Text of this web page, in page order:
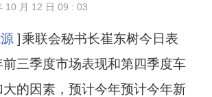
10 月 12 日 09 : 03
] 乘联会秘书长崔东树今日表
三季度市场表现和第四季度车
的因素，预计今年预计今年新